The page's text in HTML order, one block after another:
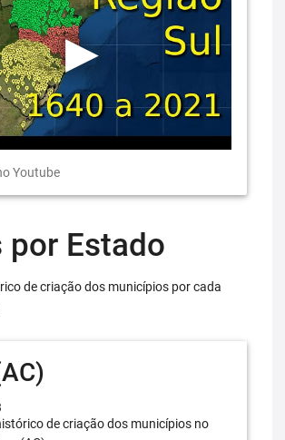
Youtube
por Estado
de criação dos municípios por cada
de criação dos municípios no